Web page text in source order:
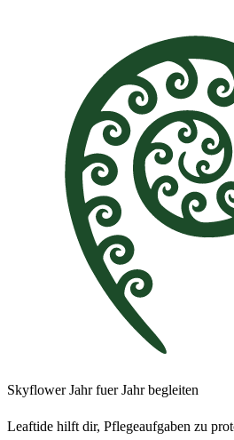
Skyflower Jahr fuer Jahr begleiten
Leaftide hilft dir, Pflegeaufgaben zu